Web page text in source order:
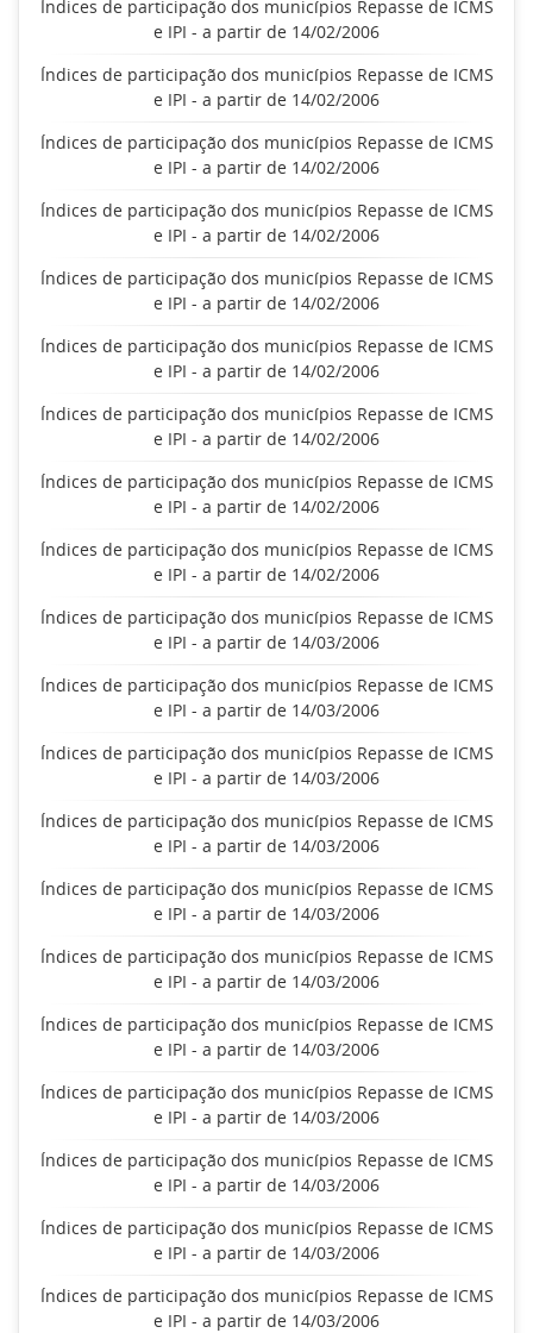
Índices de participação dos municípios Repasse de ICMS
e IPI - a partir de 14/02/2006
Índices de participação dos municípios Repasse de ICMS
e IPI - a partir de 14/02/2006
Índices de participação dos municípios Repasse de ICMS
e IPI - a partir de 14/02/2006
Índices de participação dos municípios Repasse de ICMS
e IPI - a partir de 14/02/2006
Índices de participação dos municípios Repasse de ICMS
e IPI - a partir de 14/02/2006
Índices de participação dos municípios Repasse de ICMS
e IPI - a partir de 14/02/2006
Índices de participação dos municípios Repasse de ICMS
e IPI - a partir de 14/02/2006
Índices de participação dos municípios Repasse de ICMS
e IPI - a partir de 14/02/2006
Índices de participação dos municípios Repasse de ICMS
e IPI - a partir de 14/02/2006
Índices de participação dos municípios Repasse de ICMS
e IPI - a partir de 14/03/2006
Índices de participação dos municípios Repasse de ICMS
e IPI - a partir de 14/03/2006
Índices de participação dos municípios Repasse de ICMS
e IPI - a partir de 14/03/2006
Índices de participação dos municípios Repasse de ICMS
e IPI - a partir de 14/03/2006
Índices de participação dos municípios Repasse de ICMS
e IPI - a partir de 14/03/2006
Índices de participação dos municípios Repasse de ICMS
e IPI - a partir de 14/03/2006
Índices de participação dos municípios Repasse de ICMS
e IPI - a partir de 14/03/2006
Índices de participação dos municípios Repasse de ICMS
e IPI - a partir de 14/03/2006
Índices de participação dos municípios Repasse de ICMS
e IPI - a partir de 14/03/2006
Índices de participação dos municípios Repasse de ICMS
e IPI - a partir de 14/03/2006
Índices de participação dos municípios Repasse de ICMS
e IPI - a partir de 14/03/2006